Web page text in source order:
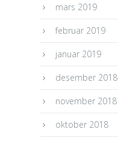
mars 2019
februar 2019
januar 2019
desember 2018
november 2018
oktober 2018